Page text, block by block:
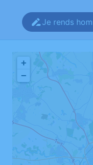
Je rends
+
−